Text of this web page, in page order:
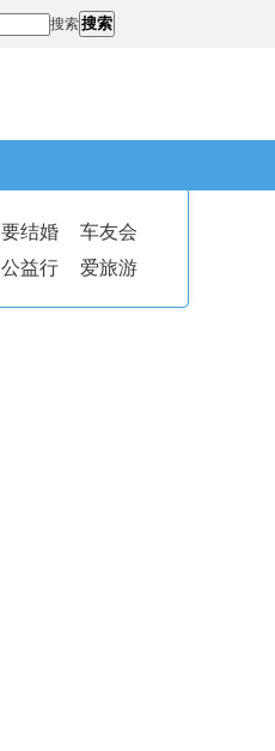
搜索搜索
要结婚
车友会
公益行 爱旅游